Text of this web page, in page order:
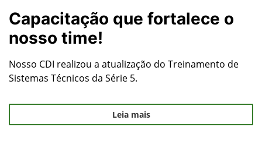
Capacitação que fortalece o
nosso time!
Nosso CDI realizou a atualização do Treinamento de
Sistemas Técnicos da Série 5.
Leia mais